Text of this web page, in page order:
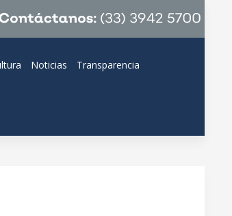
Noticias Transparencia